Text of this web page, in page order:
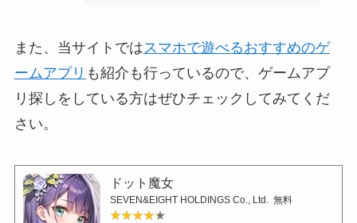
また、当サイトではスマホで遊べるおすすめのゲ
ームアプリ も紹介も行っているので、ゲームアプ
リ探しをしている方はぜひチェックしてみてくだ
さい。
ドット魔女
SEVEN&EIGHT HOLDINGS Co., Ltd. 無料
★★★★★
★★★★★